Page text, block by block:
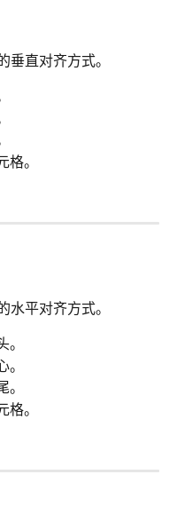
直对齐方式。
。
平对齐方式。
。